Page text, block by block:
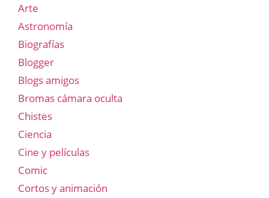
Arte
Astronomía
Biografías
Blogger
Blogs amigos
Bromas cámara oculta
Chistes
Ciencia
Cine y películas
Comic
Cortos y animación